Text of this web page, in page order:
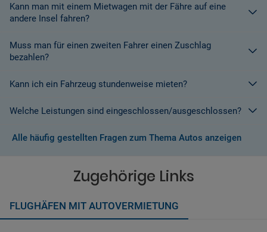
Mit einem europäischen Führerschein ist es kein Problem ein
Fahrzeug zu mieten. In Europa und bei den meisten
Kann man mit einem Mietwagen mit der Fähre auf eine
andere Insel fahren?
Die meisten Fahrzeugvermieter erlauben aus Gründen des
Versicherungsschutzes an Bord eines Schiffes nicht, dass ihre
Informationen finden Sie in den Bedingungen des Vermieters.
Muss man für einen zweiten Fahrer einen Zuschlag
bezahlen?
Ja. Für jeden zusätzlichen Fahrer muss am Zielort ein Zuschlag
Sonderangebot informiert, bei dem ein zusätzlicher Fahrer
Kann ich ein Fahrzeug stundenweise mieten?
Derzeit ist der Mindestzeitraum für eine Autoanmietung 24
Welche Leistungen sind eingeschlossen/ausgeschlossen?
Normalerweise werden Ihnen in den AGB's die Leistungen beim
(Normalerweise mit SB)
ausgeschlossen
Vollkasko Versicherung
Alle häufig gestellten Fragen zum Thema Autos anzeigen
Zugehörige Links
FLUGHÄFEN MIT AUTOVERMIETUNG